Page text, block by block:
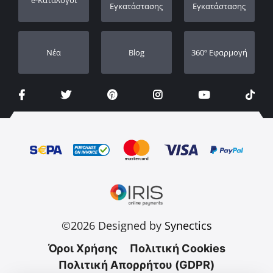
Οι Αντιπρόσωποι μαςΕγκατάστασης
Εγκατάστασης
Νέα Blog 360º Εφαρμογή
©2026 Designed by Synectics
Όροι Χρήσης
Πολιτική Cookies
Πολιτική Απορρήτου (GDPR)